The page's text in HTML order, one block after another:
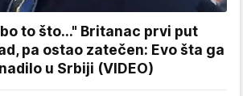
to što..." Britanac prvi put
pa ostao zatečen: Evo šta ga
u Srbiji (VIDEO)